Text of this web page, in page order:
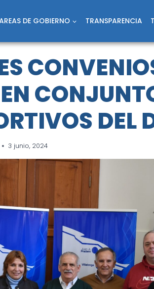
DE GOBIERNO TRANSPARENCIA
DEL
3 junio, 2024